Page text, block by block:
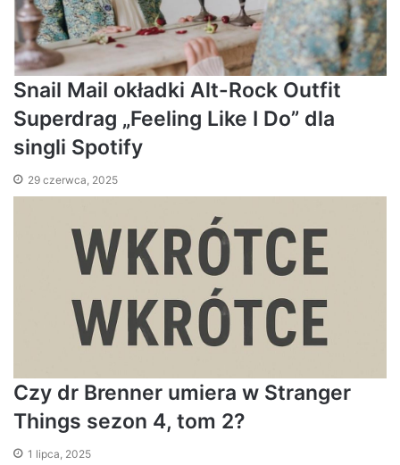
Snail Mail okładki Alt-Rock Outfit
Superdrag „Feeling Like I Do” dla
singli Spotify
29 czerwca, 2025
Czy dr Brenner umiera w Stranger
Things sezon 4, tom 2?
1 lipca, 2025